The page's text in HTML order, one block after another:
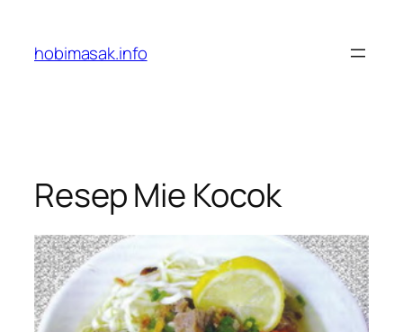
content
hobimasak.info
Resep Mie Kocok